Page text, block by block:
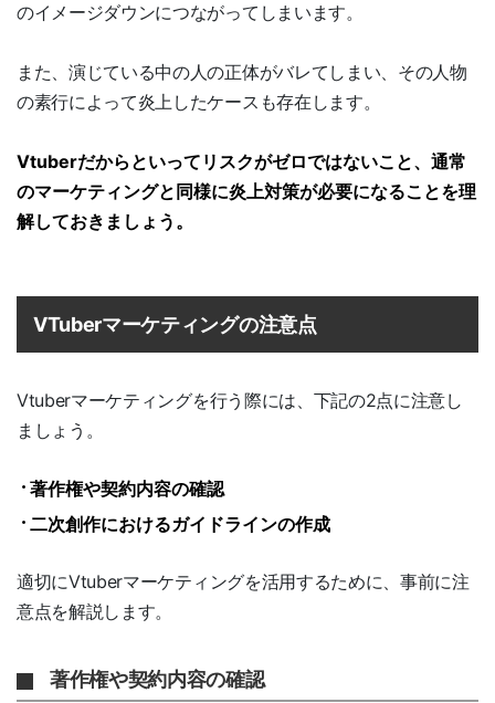
のイメージダウンにつながってしまいます。
また、演じている中の人の正体がバレてしまい、その人物
の素行によって炎上したケースも存在します。
Vtuberだからといってリスクがゼロではないこと、通常
のマーケティングと同様に炎上対策が必要になることを理
解しておきましょう。
VTuberマーケティングの注意点
Vtuberマーケティングを行う際には、下記の2点に注意し
ましょう。
著作権や契約内容の確認
二次創作におけるガイドラインの作成
適切にVtuberマーケティングを活用するために、事前に注
意点を解説します。
著作権や契約内容の確認